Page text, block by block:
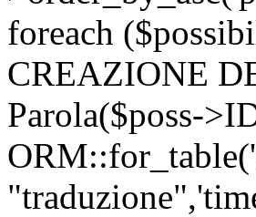
foreach
CREAZIONE
Parola($poss-